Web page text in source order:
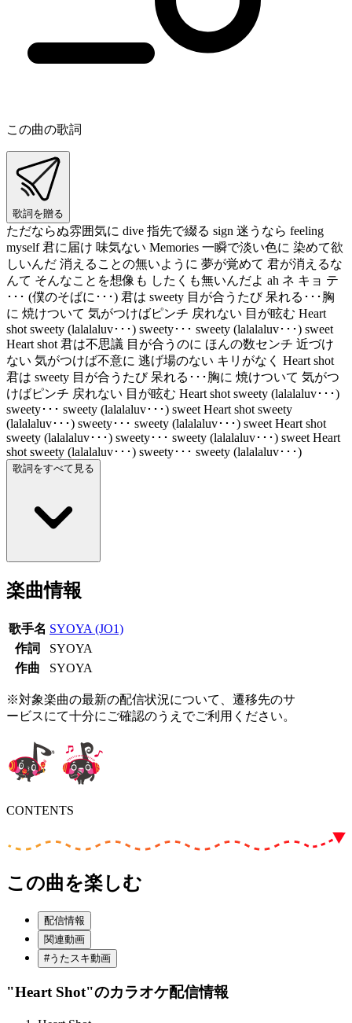
この曲の歌詞
歌詞を贈る
ただならぬ雰囲気に dive 指先で綴る sign 迷うなら feeling
myself 君に届け 味気ない Memories 一瞬で淡い色に 染めて欲
しいんだ 消えることの無いように 夢が覚めて 君が消えるな
んて そんなことを想像も したくも無いんだよ ah ネ キョ テ
･･･ (僕のそばに･･･) 君は sweety 目が合うたび 呆れる･･･胸
に 焼けついて 気がつけばピンチ 戻れない 目が眩む Heart
shot sweety (lalalaluv･･･) sweety･･･ sweety (lalalaluv･･･) sweet
Heart shot 君は不思議 目が合うのに ほんの数センチ 近づけ
ない 気がつけば不意に 逃げ場のない キリがなく Heart shot
君は sweety 目が合うたび 呆れる･･･胸に 焼けついて 気がつ
けばピンチ 戻れない 目が眩む Heart shot sweety (lalalaluv･･･)
sweety･･･ sweety (lalalaluv･･･) sweet Heart shot sweety
(lalalaluv･･･) sweety･･･ sweety (lalalaluv･･･) sweet Heart shot
sweety (lalalaluv･･･) sweety･･･ sweety (lalalaluv･･･) sweet Heart
shot sweety (lalalaluv･･･) sweety･･･ sweety (lalalaluv･･･)
歌詞をすべて見る
楽曲情報
歌手名 SYOYA (JO1)
作詞
SYOYA
作曲
SYOYA
※対象楽曲の最新の配信状況について、遷移先のサ
ービスにて十分にご確認のうえでご利用ください。
CONTENTS
この曲を楽しむ
配信情報
関連動画
#うたスキ動画
"Heart Shot"のカラオケ配信情報